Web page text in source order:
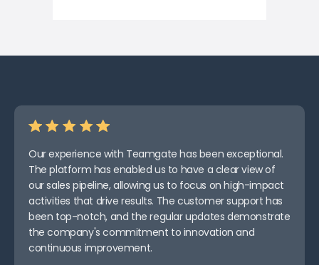
Our experience with Teamgate has been exceptional.
The platform has enabled us to have a clear view of
our sales pipeline, allowing us to focus on high-impact
activities that drive results. The customer support has
been top-notch, and the regular updates demonstrate
the company's commitment to innovation and
continuous improvement.